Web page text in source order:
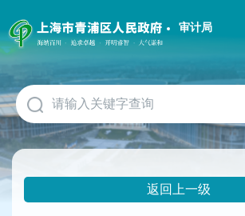
障
碍
作
说
明
跳
到
网
审计局
返回上一级